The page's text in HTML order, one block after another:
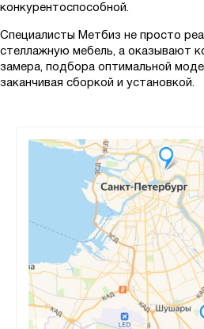
конкурентоспособной.
Специалисты Метбиз не просто
стеллажную мебель, а оказывают
замера, подбора оптимальной
заканчивая сборкой и установкой.